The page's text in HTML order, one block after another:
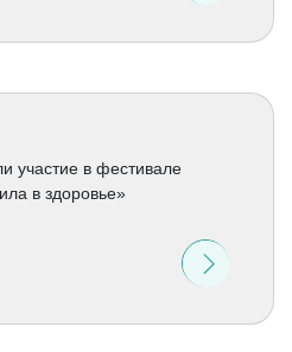
участие в фестивале
в здоровье»